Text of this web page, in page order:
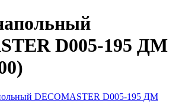
D005-195 ДМ